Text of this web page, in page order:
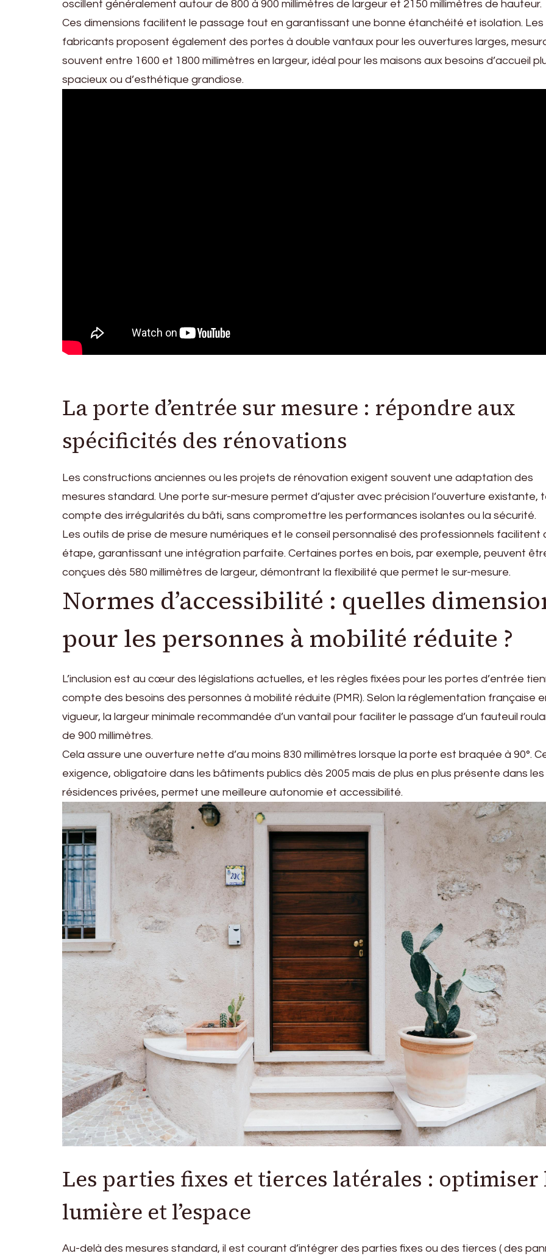
oscillent généralement autour de 800 à 900 millimètres de largeur et 2150 millimètres de hauteur.
Ces dimensions facilitent le passage tout en garantissant une bonne étanchéité et isolation. Les
fabricants proposent également des portes à double vantaux pour les ouvertures larges,
souvent entre 1600 et 1800 millimètres en largeur, idéal pour les maisons aux besoins d’accueil
spacieux ou d’esthétique grandiose.
La porte d’entrée sur mesure : répondre aux
spécificités des rénovations
Les constructions anciennes ou les projets de rénovation exigent souvent une adaptation des
mesures standard. Une porte sur-mesure permet d’ajuster avec précision l’ouverture existante,
compte des irrégularités du bâti, sans compromettre les performances isolantes ou la sécurité.
Les outils de prise de mesure numériques et le conseil personnalisé des professionnels facilitent
étape, garantissant une intégration parfaite. Certaines portes en bois, par exemple, peuvent
conçues dès 580 millimètres de largeur, démontrant la flexibilité que permet le sur-mesure.
Normes d’accessibilité : quelles
pour les personnes à mobilité réduite ?
L’inclusion est au cœur des législations actuelles, et les règles fixées pour les portes d’entrée
compte des besoins des personnes à mobilité réduite (PMR). Selon la réglementation française
vigueur, la largeur minimale recommandée d’un vantail pour faciliter le passage d’un fauteuil
de 900 millimètres.
Cela assure une ouverture nette d’au moins 830 millimètres lorsque la porte est braquée à 90°.
exigence, obligatoire dans les bâtiments publics dès 2005 mais de plus en plus présente dans les
résidences privées, permet une meilleure autonomie et accessibilité.
Les parties fixes et tierces latérales : optimiser
lumière et l’espace
Au-delà des mesures standard, il est courant d’intégrer des parties fixes ou des tierces ( des